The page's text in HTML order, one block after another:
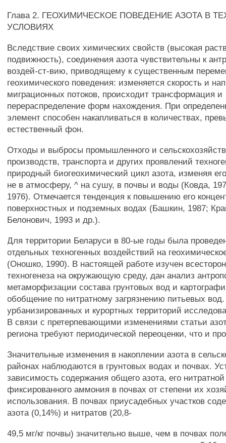
Глава 2. ГЕОХИМИЧЕСКОЕ ПОВЕДЕНИЕ АЗОТА В
УСЛОВИЯХ
Вследствие своих химических свойств (высокая
подвижность), соединения азота чувствительны к
воздей-ст-вию, приводящему к существенным
геохимического поведения: изменяется скорость и
миграционных потоков, происходит трансформация и
перераспределение форм нахождения. При
элемент способен накапливаться в количествах,
естественный фон.
Отходы и выбросы промышленного и
производств, транспорта и других проявлений
природный биогеохимический цикл азота, изменяя
не в атмосферу, ^ на сушу, в почвы и воды (Ковда,
1976). Отмечается тенденция к повышению его
поверхностных и подземных водах (Башкин, 1987;
Белонович, 1993 и др.).
Для территории Беларуси в 80-ые годы была
отдельных техногенных воздействий на
(Оношко, 1990). В настоящей работе изучен
техногенеза на окружающую среду, дан анализ
метаморфизации состава грунтовых вод и
обобщение по нитратному загрязнению питьевых
урбанизированных и курортных территорий
В связи с претерпевающими изменениями статьи
региона требуют периодической переоценки, что и
Значительные изменения в накоплении азота в
районах наблюдаются в грунтовых водах и почвах.
зависимость содержания общего азота, его
фиксированного аммония в почвах от степени их
использования. В почвах приусадебных участков
азота (0,14%) и нитратов (20,8-
49,5 мг/кг почвы) значительно выше, чем в почвах